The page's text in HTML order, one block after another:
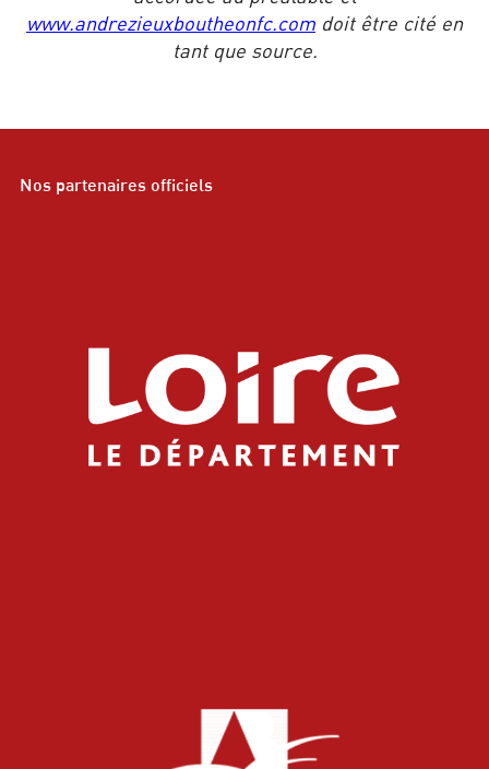
www.andrezieuxboutheonfc.com doit être cité en
tant que source.
Nos partenaires officiels